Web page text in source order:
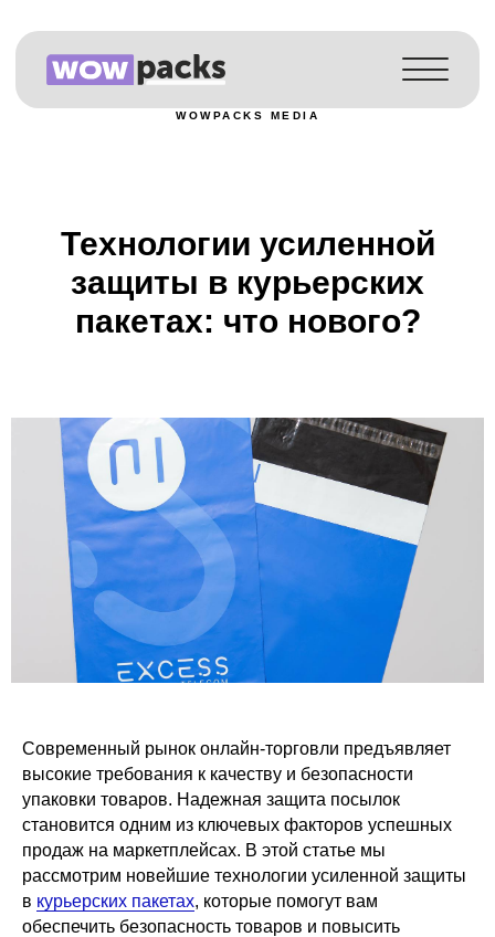
Каталог
RU
WOWPACKS MEDIA
Технологии усиленной
защиты в курьерских
пакетах: что нового?
Современный рынок онлайн-торговли предъявляет
высокие требования к качеству и безопасности
упаковки товаров. Надежная защита посылок
становится одним из ключевых факторов успешных
продаж на маркетплейсах. В этой статье мы
рассмотрим новейшие технологии усиленной защиты
в курьерских пакетах, которые помогут вам
обеспечить безопасность товаров и повысить